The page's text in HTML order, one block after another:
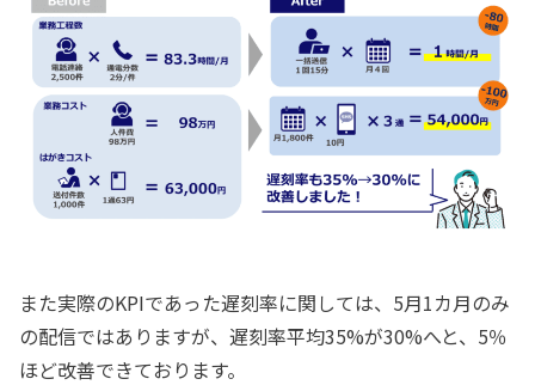
また実際のKPIであった遅刻率に関しては、5月1カ月のみ
の配信ではありますが、遅刻率平均35%が30%へと、5％
ほど改善できております。